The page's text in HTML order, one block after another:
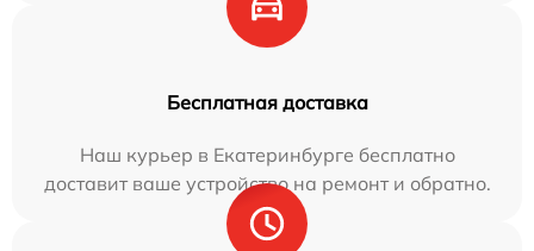
Бесплатная доставка
Наш курьер в Екатеринбурге бесплатно
доставит ваше устройство на ремонт и обратно.